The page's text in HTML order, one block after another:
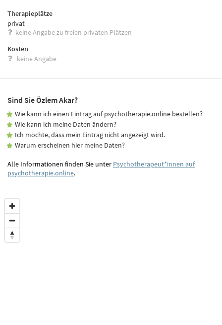
Therapieplätze
privat
keine Angabe zu freien privaten Plätzen
Kosten
keine Angabe
Sind Sie Özlem Akar?
Wie kann ich einen Eintrag auf psychotherapie.online bestellen?
Wie kann ich meine Daten ändern?
Ich möchte, dass mein Eintrag nicht angezeigt wird.
Warum erscheinen hier meine Daten?
Alle Informationen finden Sie unter Psychotherapeut*innen auf
psychotherapie.online.